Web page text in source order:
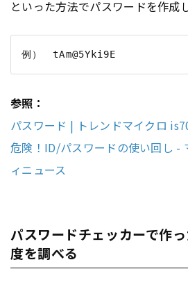
といった方法でパスワードを作成
参照：
パスワード | トレンドマイクロ
危険！ID/パスワードの使い回し -
ィニュース
パスワードチェッカーで作
度を調べる